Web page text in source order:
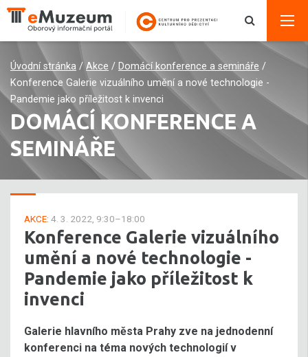
Úvodní stránka / Akce / Domácí konference a semináře /
Konference Galerie vizuálního umění a nové technologie -
Pandemie jako příležitost k invenci
DOMÁCÍ KONFERENCE A
SEMINÁŘE
AKCE: 4. 3. 2022, 9:30–18:00
Konference Galerie vizuálního
umění a nové technologie -
Pandemie jako příležitost k
invenci
Galerie hlavního města Prahy zve na jednodenní
konferenci na téma nových technologií v